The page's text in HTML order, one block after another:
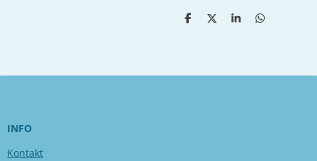
T
n
T
n
T
n
T
n
INFO
Kontakt